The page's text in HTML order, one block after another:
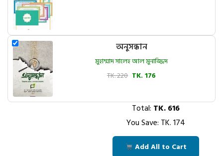
অনুসন্ধান
মুহাম্মাদ সালেহ আল মুনাজ্জিদ
TK. 220 TK. 176
Total: TK.616
You Save: TK.174
Add All to Cart